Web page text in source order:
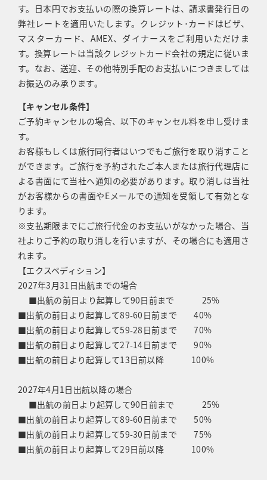
す。日本円でお支払いの際の換算レートは、請求書発行日の
弊社レートを適用いたします。クレジット･カードはビザ、
マスターカード、AMEX、ダイナースをご利用いただけま
す。換算レートは当該クレジットカード会社の規定に従いま
す。なお、送迎、その他特別手配のお支払いにつきましては
お振込のみ承ります。
【キャンセル条件】
ご予約キャンセルの場合、以下のキャンセル料を申し受けま
す。
お客様もしくは旅行同行者はいつでもご旅行を取り消すこと
ができます。ご旅行を予約されたご本人または旅行代理店に
よる書面にて当社へ通知の必要があります。取り消しは当社
がお客様からの書面やEメールでの通知を受領して有効とな
ります。
※支払期限までにご旅行代金のお支払いがなかった場合、当
社よりご予約の取り消しを行いますが、その場合にも適用さ
れます。
【エクスペディション】
2027年3月31日出航までの場合
■出航の前日より起算して90日前まで 25%
■出航の前日より起算して89-60日前まで 40%
■出航の前日より起算して59-28日前まで 70%
■出航の前日より起算して27-14日前まで 90%
■出航の前日より起算して13日前以降 100%
2027年4月1日出航以降の場合
■出航の前日より起算して90日前まで 25%
■出航の前日より起算して89-60日前まで 50%
■出航の前日より起算して59-30日前まで 75%
■出航の前日より起算して29日前以降 100%